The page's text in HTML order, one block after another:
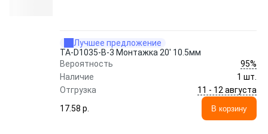
Лучшее предложение
TA-D1035-B-3 Монтажка 20' 10.5мм
Вероятность
95%
Наличие
1 шт.
Отгрузка
11 - 12 августа
17.58 p.
В корзину